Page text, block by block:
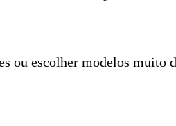
ou escolher modelos muito